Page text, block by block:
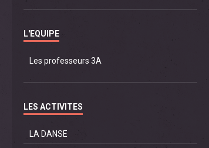
L'EQUIPE
Les professeurs 3A
LES ACTIVITES
LA DANSE